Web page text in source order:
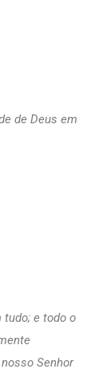
de Deus em
tudo; e todo o
Senhor